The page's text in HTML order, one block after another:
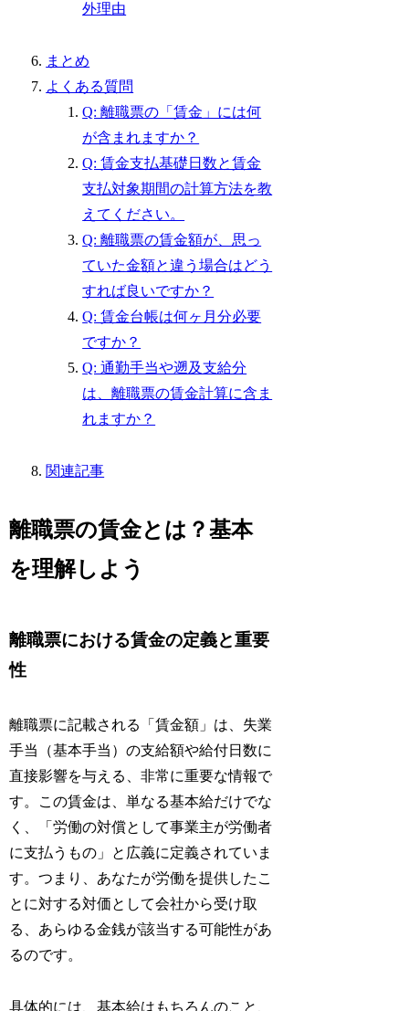
外理由
まとめ
よくある質問
Q: 離職票の「賃金」には何
が含まれますか？
Q: 賃金支払基礎日数と賃金
支払対象期間の計算方法を教
えてください。
Q: 離職票の賃金額が、思っ
ていた金額と違う場合はどう
すれば良いですか？
Q: 賃金台帳は何ヶ月分必要
ですか？
Q: 通勤手当や遡及支給分
は、離職票の賃金計算に含ま
れますか？
関連記事
離職票の賃金とは？基本
を理解しよう
離職票における賃金の定義と重要
性
離職票に記載される「賃金額」は、失業
手当（基本手当）の支給額や給付日数に
直接影響を与える、非常に重要な情報で
す。この賃金は、単なる基本給だけでな
く、「労働の対償として事業主が労働者
に支払うもの」と広義に定義されていま
す。つまり、あなたが労働を提供したこ
とに対する対価として会社から受け取
る、あらゆる金銭が該当する可能性があ
るのです。
具体的には、基本給はもちろんのこと、